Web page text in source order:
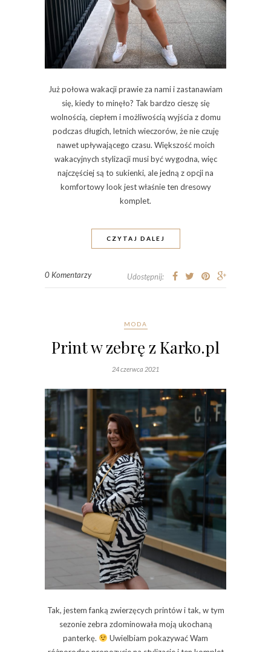
Już połowa wakacji prawie za nami i zastanawiam
się, kiedy to minęło? Tak bardzo cieszę się
wolnością, ciepłem i możliwością wyjścia z domu
podczas długich, letnich wieczorów, że nie czuję
nawet upływającego czasu. Większość moich
wakacyjnych stylizacji musi być wygodna, więc
najczęściej są to sukienki, ale jedną z opcji na
komfortowy look jest właśnie ten dresowy
komplet.
CZYTAJ DALEJ
0 Komentarzy Udostępnij:
MODA
Print w zebrę z Karko.pl
24 czerwca 2021
Tak, jestem fanką zwierzęcych printów i tak, w tym
sezonie zebra zdominowała moją ukochaną
panterkę.
Uwielbiam pokazywać Wam